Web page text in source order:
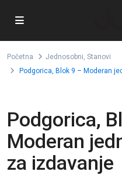
Početna Jednosobni, Stanovi
Podgorica, Blok 9 – Moderan
Podgorica,
Moderan
za izdavanje